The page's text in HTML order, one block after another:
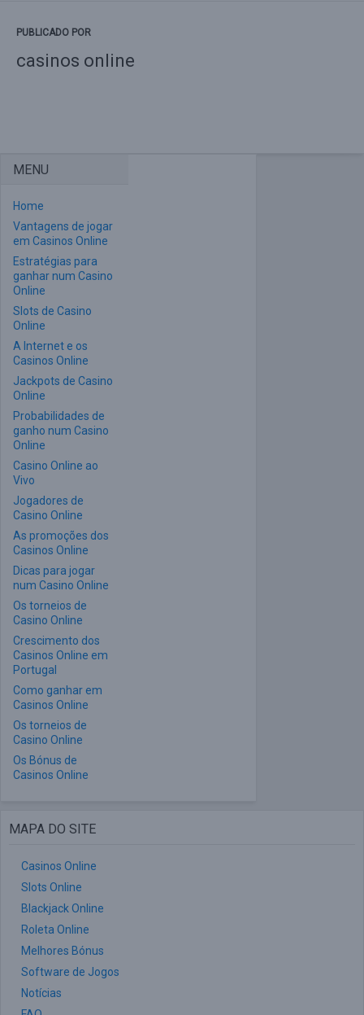
PUBLICADO POR
casinos online
MENU
Home
Vantagens de jogar
em Casinos Online
Estratégias para
ganhar num Casino
Online
Slots de Casino
Online
A Internet e os
Casinos Online
Jackpots de Casino
Online
Probabilidades de
ganho num Casino
Online
Casino Online ao
Vivo
Jogadores de
Casino Online
As promoções dos
Casinos Online
Dicas para jogar
num Casino Online
Os torneios de
Casino Online
Crescimento dos
Casinos Online em
Portugal
Como ganhar em
Casinos Online
Os torneios de
Casino Online
Os Bónus de
Casinos Online
MAPA DO SITE
Casinos Online
Slots Online
Blackjack Online
Roleta Online
Melhores Bónus
Software de Jogos
Notícias